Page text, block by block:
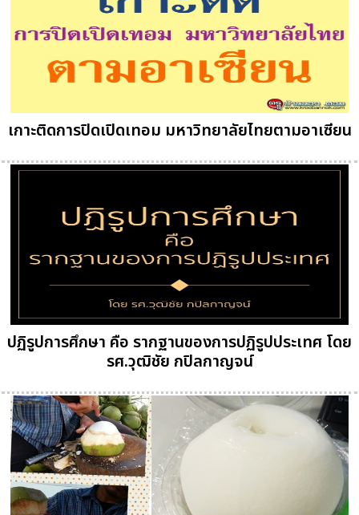
เกาะติดการปิดเปิดเทอม มหาวิทยาลัยไทยตามอาเซียน
ปฏิรูปการศึกษา คือ รากฐานของการปฏิรูปประเทศ โดย
รศ.วุฒิชัย กปิลกาญจน์